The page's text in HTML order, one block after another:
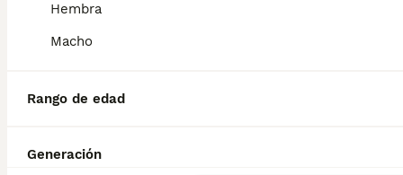
Hembra
Macho
Rango de edad
Generación
7 semanas 1
Criador
Identidad Verificada